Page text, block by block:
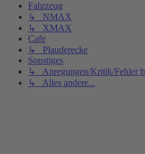
Fahrzeug
↳ NMAX
↳ XMAX
Cafe
↳ Plauderecke
Sonstiges
↳ Anregungen/Kritik/Fehler
↳ Alles andere...